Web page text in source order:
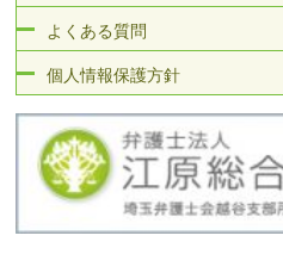
よくある質問
個人情報保護方針